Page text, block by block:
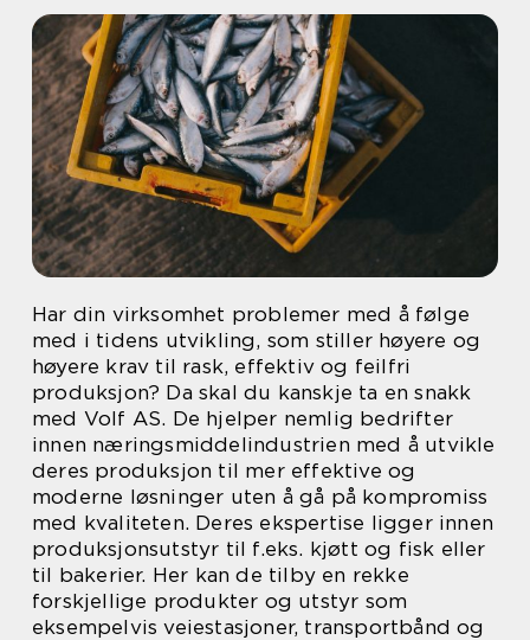
Har din virksomhet problemer med å følge
med i tidens utvikling, som stiller høyere og
høyere krav til rask, effektiv og feilfri
produksjon? Da skal du kanskje ta en snakk
med Volf AS. De hjelper nemlig bedrifter
innen næringsmiddelindustrien med å utvikle
deres produksjon til mer effektive og
moderne løsninger uten å gå på kompromiss
med kvaliteten. Deres ekspertise ligger innen
produksjonsutstyr til f.eks. kjøtt og fisk eller
til bakerier. Her kan de tilby en rekke
forskjellige produkter og utstyr som
eksempelvis veiestasjoner, transportbånd og